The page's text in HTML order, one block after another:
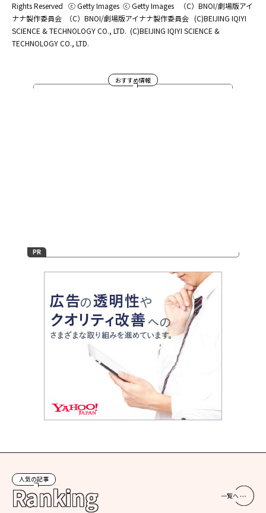
Rights Reserved ⓒ Getty Images ⓒ Getty Images
（C）BNOI/劇場版アイ
ナナ製作委員会
（C）BNOI/劇場版アイナナ製作委員会 (C)BEIJING IQIYI
SCIENCE & TECHNOLOGY CO., LTD. (C)BEIJING IQIYI SCIENCE &
TECHNOLOGY CO., LTD.
おすすめ情報
人気の記事
Ranking 一覧へ